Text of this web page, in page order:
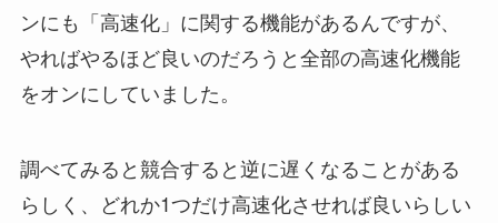
ンにも「高速化」に関する機能があるんですが、
やればやるほど良いのだろうと全部の高速化機能
をオンにしていました。
調べてみると競合すると逆に遅くなることがある
らしく、どれか1つだけ高速化させれば良いらしい